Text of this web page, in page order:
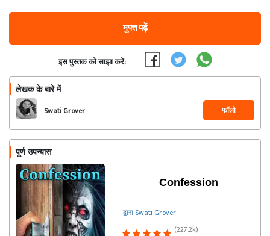
मुफ्त पढ़ें
इस पुस्तक को साझा करें:
लेखक के बारे में
Swati Grover फॉलो
पूर्ण उपन्यास
Confession
द्वारा Swati Grover
(227.2k)